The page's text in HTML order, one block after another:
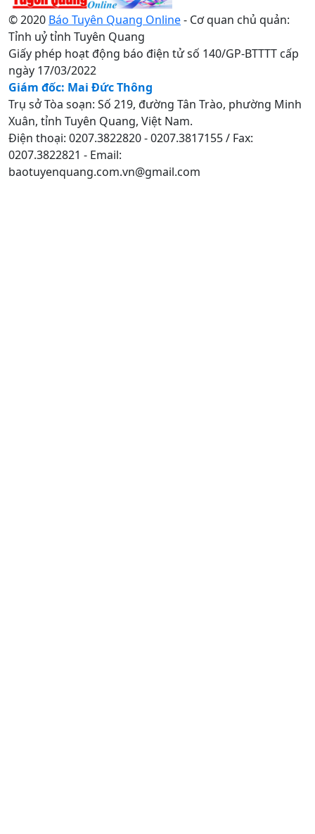
© 2020 Báo Tuyên Quang Online- Cơ quan chủ quản:
Tỉnh uỷ tỉnh Tuyên Quang
Giấy phép hoạt động báo điện tử số 140/GP-BTTTT cấp
ngày 17/03/2022
Giám đốc: Mai Đức Thông
Trụ sở Tòa soạn: Số 219, đường Tân Trào, phường Minh
Xuân, tỉnh Tuyên Quang, Việt Nam.
Điện thoại: 0207.3822820 - 0207.3817155 / Fax:
0207.3822821 - Email:
baotuyenquang.com.vn@gmail.com